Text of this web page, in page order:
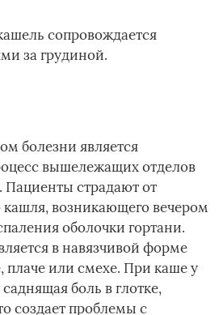
сопровождается
за грудиной.
болезни является
вышележащих отделов
Пациенты страдают от
кашля, возникающего вечером
оболочки гортани.
в навязчивой форме
плаче или смехе. При каше у
боль в глотке,
создает проблемы с